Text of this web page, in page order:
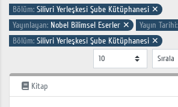
Bölüm: Silivri Yerleşkesi Şube Kütüphanesi ✕
Yayınlayan: Nobel Bilimsel Eserler ✕ Yayın Tarihi:
Bölüm: Silivri Yerleşkesi Şube Kütüphanesi ✕
Kitap